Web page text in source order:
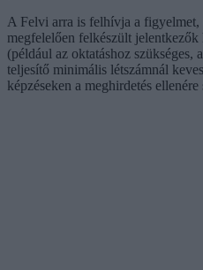
A Felvi arra is felhívja a
megfelelően felkészült
(például az oktatáshoz szükséges,
teljesítő minimális létszámnál
képzéseken a meghirdetés